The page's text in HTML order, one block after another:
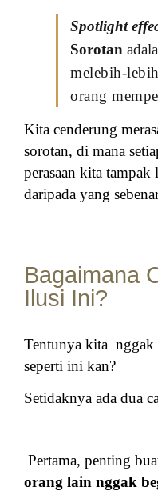
Spotlight
Sorotan
melebih-
orang
Kita cenderung
sorotan, di mana
perasaan kita
daripada yang
Bagaimana
Ilusi Ini?
Tentunya kita nggak
seperti ini kan?
Setidaknya ada dua
Pertama, penting
orang lain nggak